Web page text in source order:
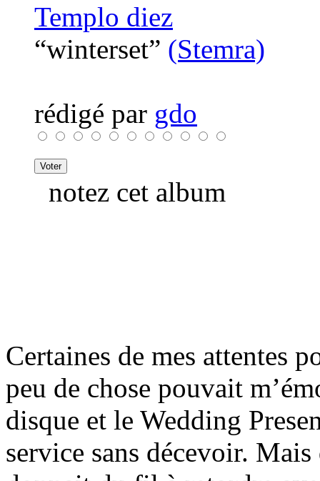
Templo diez
“winterset” (Stemra)
rédigé par gdo
notez cet album
Certaines de mes attentes
peu de chose pouvait
disque et le Wedding
service sans décevoir.